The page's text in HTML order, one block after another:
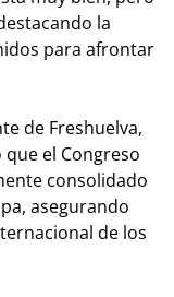
la
para afrontar
de Freshuelva,
que el Congreso
consolidado
asegurando
de los